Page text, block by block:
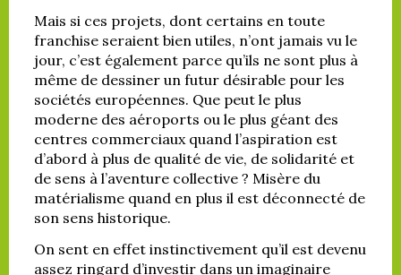
Mais si ces projets, dont certains en toute
franchise seraient bien utiles, n’ont jamais vu le
jour, c’est également parce qu’ils ne sont plus à
même de dessiner un futur désirable pour les
sociétés européennes. Que peut le plus
moderne des aéroports ou le plus géant des
centres commerciaux quand l’aspiration est
d’abord à plus de qualité de vie, de solidarité et
de sens à l’aventure collective ? Misère du
matérialisme quand en plus il est déconnecté de
son sens historique.
On sent en effet instinctivement qu’il est devenu
assez ringard d’investir dans un imaginaire